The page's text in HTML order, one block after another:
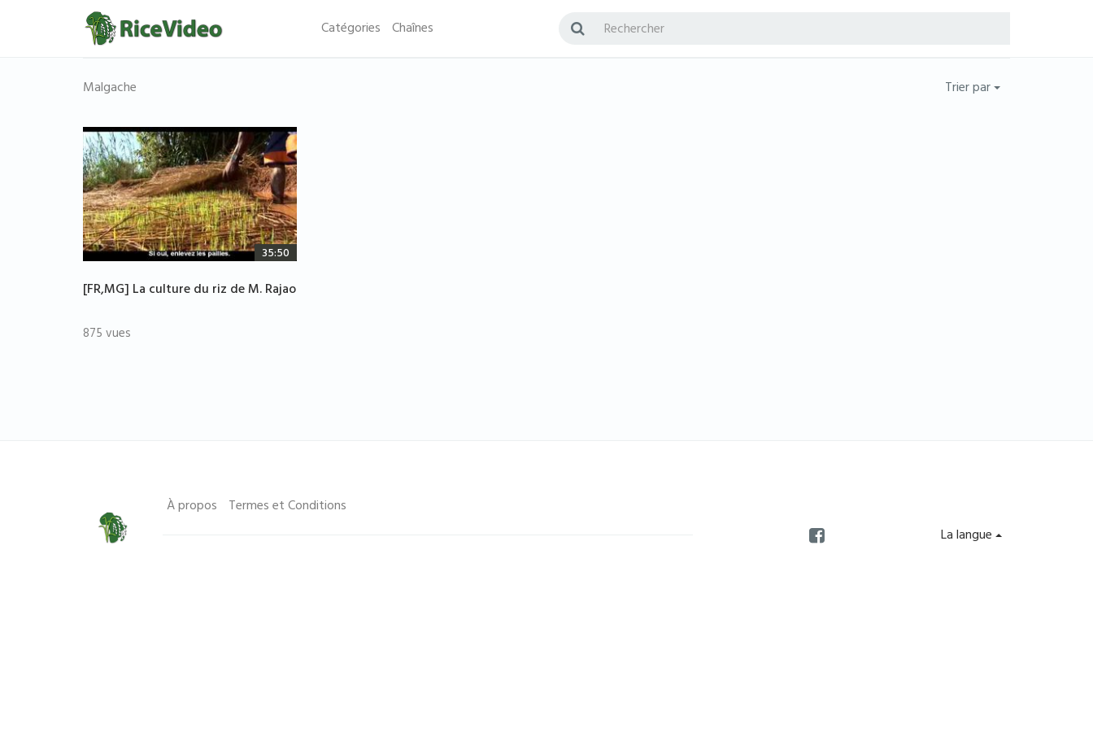
Catégories Chaînes
Malgache Trier par
35:50
[FR,MG] La culture du riz de M. Rajao
875 vues
À propos Termes et Conditions
La langue